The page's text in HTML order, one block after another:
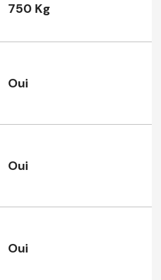
750 Kg
Oui
Oui
Oui